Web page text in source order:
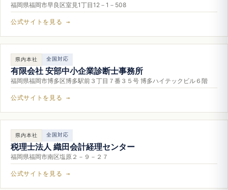
福岡県福岡市早良区室見1丁目12－1－508
公式サイトを見る →
県内本社 全国対応
有限会社 安部中小企業診断士事務所
福岡県福岡市博多区博多駅前３丁目７番３５号 博多ハイテックビル６階
公式サイトを見る →
県内本社 全国対応
税理士法人 織田会計経理センター
福岡県福岡市南区塩原２－９－２７
公式サイトを見る →